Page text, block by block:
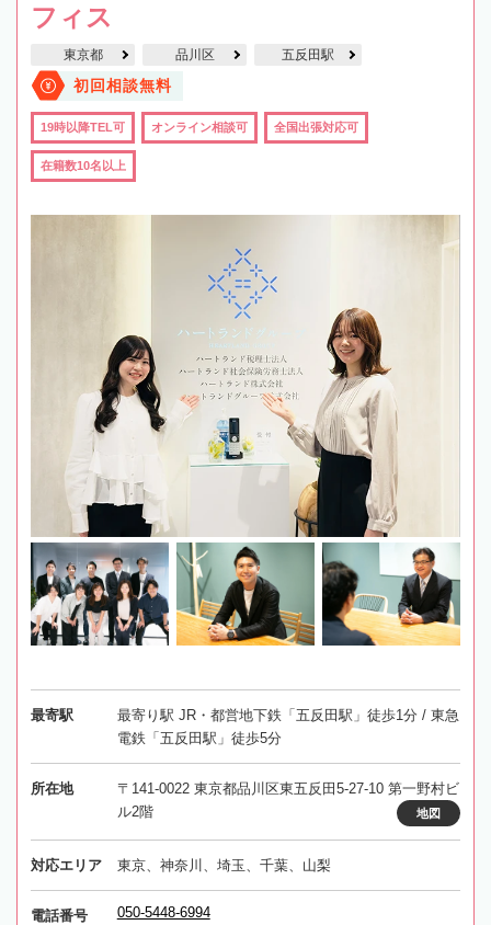
フィス
東京都 品川区 五反田駅
初回相談無料
19時以降TEL可 オンライン相談可 全国出張対応可
在籍数10名以上
最寄駅
最寄り駅 JR・都営地下鉄「五反田駅」徒歩1分 / 東急
電鉄「五反田駅」徒歩5分
所在地
〒141-0022 東京都品川区東五反田5-27-10 第一野村ビ
ル2階
地図
対応エリア 東京、神奈川、埼玉、千葉、山梨
電話番号 050-5448-6994